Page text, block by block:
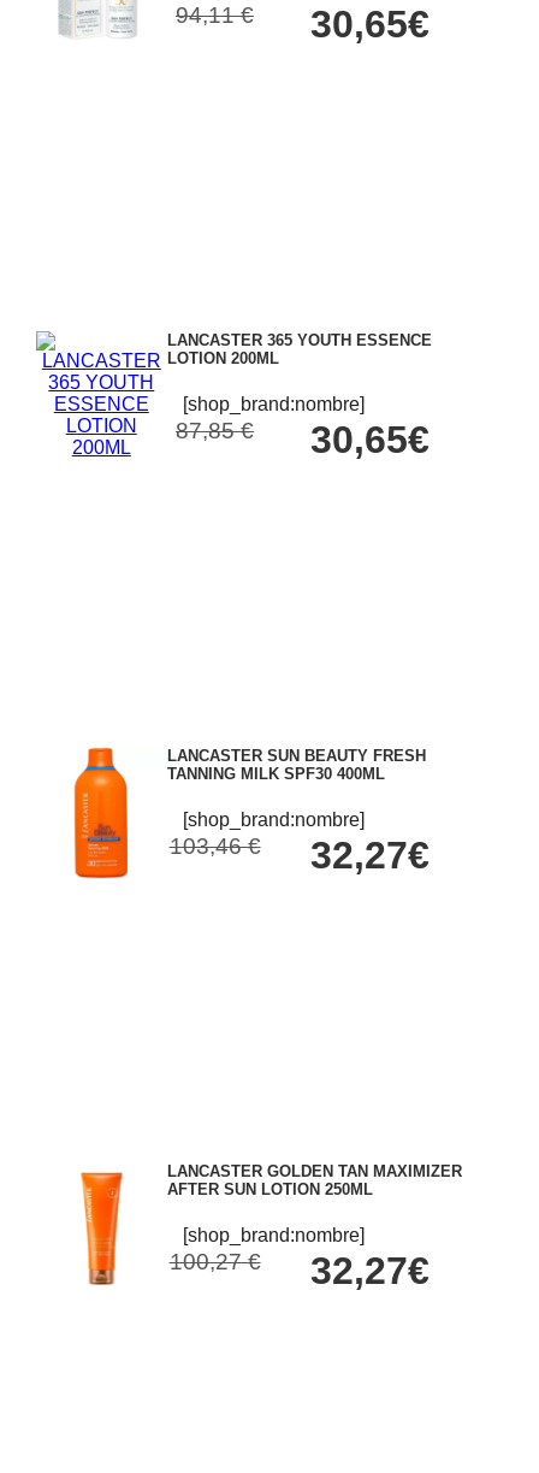
94,11 € 30,65€
LANCASTER 365 YOUTH ESSENCE
LOTION 200ML
[shop_brand:nombre]
87,85 € 30,65€
LANCASTER SUN BEAUTY FRESH
TANNING MILK SPF30 400ML
[shop_brand:nombre]
103,46 € 32,27€
LANCASTER GOLDEN TAN MAXIMIZER
AFTER SUN LOTION 250ML
[shop_brand:nombre]
100,27 € 32,27€